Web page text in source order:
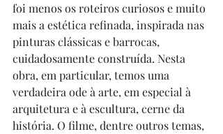
foi menos os roteiros curiosos e muito
mais a estética refinada, inspirada nas
pinturas clássicas e barrocas,
cuidadosamente construída. Nesta
obra, em particular, temos uma
verdadeira ode à arte, em especial à
arquitetura e à escultura, cerne da
história. O filme, dentre outros temas,